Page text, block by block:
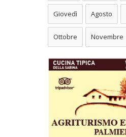
Giovedì Agosto
Ottobre Novembre